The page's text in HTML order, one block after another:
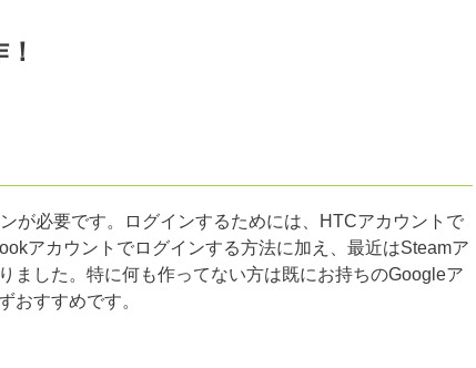
が必要です。ログインするためには、HTCアカウントで
アカウントでログインする方法に加え、最近はSteamア
ました。特に何も作ってない方は既にお持ちのGoogleア
おすすめです。